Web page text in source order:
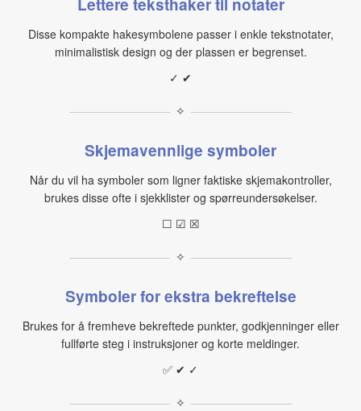
Lettere teksthaker til notater
Disse kompakte hakesymbolene passer i enkle tekstnotater,
minimalistisk design og der plassen er begrenset.
✓ ✔
✧
Skjemavennlige symboler
Når du vil ha symboler som ligner faktiske skjemakontroller,
brukes disse ofte i sjekklister og spørreundersøkelser.
☐ ☑ ☒
✧
Symboler for ekstra bekreftelse
Brukes for å fremheve bekreftede punkter, godkjenninger eller
fullførte steg i instruksjoner og korte meldinger.
✅ ✔ ✓
✧